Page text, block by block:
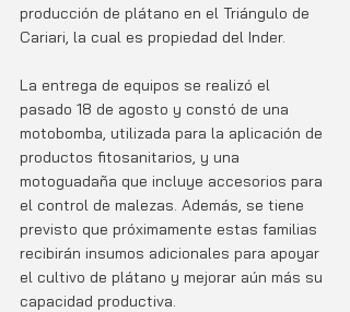
producción de plátano en el Triángulo de
Cariari, la cual es propiedad del Inder.
La entrega de equipos se realizó el
pasado 18 de agosto y constó de una
motobomba, utilizada para la aplicación de
productos fitosanitarios, y una
motoguadaña que incluye accesorios para
el control de malezas. Además, se tiene
previsto que próximamente estas familias
recibirán insumos adicionales para apoyar
el cultivo de plátano y mejorar aún más su
capacidad productiva.